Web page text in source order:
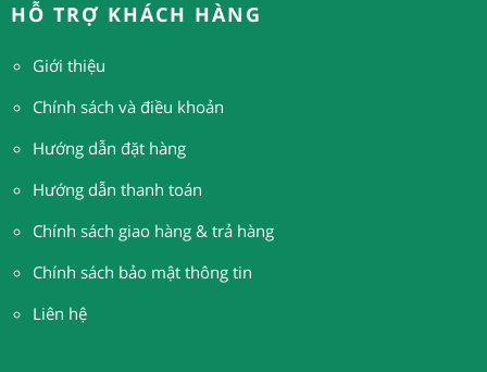
HỖ TRỢ KHÁCH HÀNG
Giới thiệu
Chính sách và điều khoản
Hướng dẫn đặt hàng
Hướng dẫn thanh toán
Chính sách giao hàng & trả hàng
Chính sách bảo mật thông tin
Liên hệ